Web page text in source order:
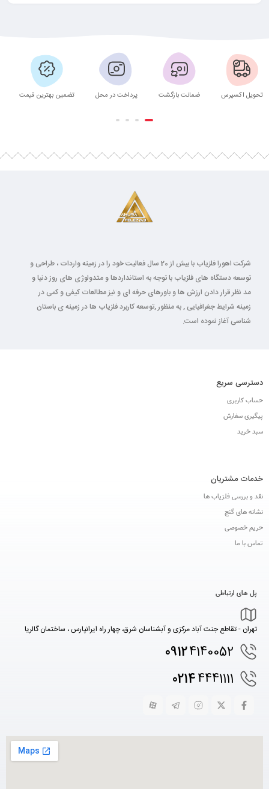
تحویل اکسپرس ضمانت بازگشت پرداخت در محل تضمین بهترین قیمت
شرکت اهورا فلزیاب با بیش از 20 سال فعالیت خود را در زمینه واردات ، طراحی و
توسعه دستگاه های فلزیاب با توجه به استانداردها و متدولوژی های روز دنیا و
مد نظر قرار دادن ارزش ها و باورهای حرفه ای و نیز مطالعات کیفی و کمی در
زمینه شرایط جغرافیایی , به منظور ,توسعه کاربرد فلزیاب ها در زمینه ی باستان
شناسی آغاز نموده است.
دسترسی سریع
حساب کاربری
پیگیری سفارش
سبد خرید
خدمات مشتریان
نقد و بررسی فلزیاب ها
نشانه های گنج
حریم خصوصی
تماس با ما
پل های ارتباطی
تهران - تقاطع جنت آباد مرکزی و آبشناسان شرق، چهار راه ایرانپارس ، ساختمان گالریا
09124140052
02144441111